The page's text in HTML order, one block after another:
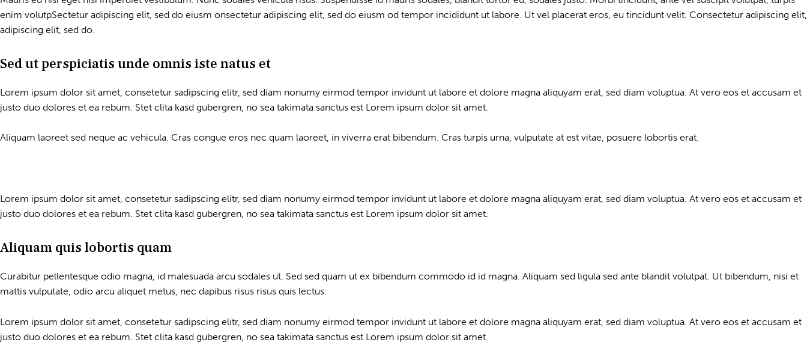
enim volutpSectetur adipiscing elit, sed do eiusm onsectetur adipiscing elit, sed do eiusm od tempor incididunt ut labore. Ut vel placerat eros, eu tincidunt velit. Consectetur adipiscing elit,
adipiscing elit, sed do.
Sed ut perspiciatis unde omnis iste natus et
Lorem ipsum dolor sit amet, consetetur sadipscing elitr, sed diam nonumy eirmod tempor invidunt ut labore et dolore magna aliquyam erat, sed diam voluptua. At vero eos et accusam et
justo duo dolores et ea rebum. Stet clita kasd gubergren, no sea takimata sanctus est Lorem ipsum dolor sit amet.
Aliquam laoreet sed neque ac vehicula. Cras congue eros nec quam laoreet, in viverra erat bibendum. Cras turpis urna, vulputate at est vitae, posuere lobortis erat.
Lorem ipsum dolor sit amet, consetetur sadipscing elitr, sed diam nonumy eirmod tempor invidunt ut labore et dolore magna aliquyam erat, sed diam voluptua. At vero eos et accusam et
justo duo dolores et ea rebum. Stet clita kasd gubergren, no sea takimata sanctus est Lorem ipsum dolor sit amet.
Aliquam quis lobortis quam
Curabitur pellentesque odio magna, id malesuada arcu sodales ut. Sed sed quam ut ex bibendum commodo id id magna. Aliquam sed ligula sed ante blandit volutpat. Ut bibendum, nisi et
mattis vulputate, odio arcu aliquet metus, nec dapibus risus risus quis lectus.
Lorem ipsum dolor sit amet, consetetur sadipscing elitr, sed diam nonumy eirmod tempor invidunt ut labore et dolore magna aliquyam erat, sed diam voluptua. At vero eos et accusam et
justo duo dolores et ea rebum. Stet clita kasd gubergren, no sea takimata sanctus est Lorem ipsum dolor sit amet.